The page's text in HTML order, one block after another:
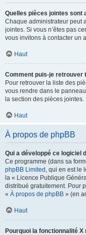
Quelles pièces jointes sont
Chaque administrateur peut
jointes. Si vous n’êtes pas
vous invitons à contacter un
Haut
Comment puis-je retrouver
Pour retrouver la liste des
vous rendre dans le
la section des pièces jointes.
Haut
À propos de phpBB
Qui a développé ce logiciel
Ce programme (dans sa
phpBB Limited , qui en est le
la « Licence Publique
distribué gratuitement. Pour
« À propos de phpBB » (en
Haut
Pourquoi la fonctionnalité X